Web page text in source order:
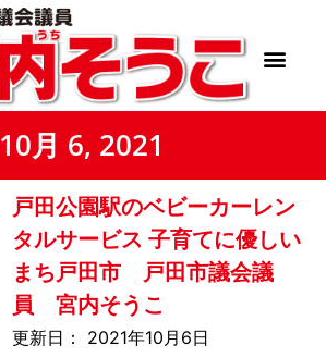
10月 6, 2021
戸田公園駅のベビーカーレン
タルサービス 子育てに優しい
まち戸田市 戸田市議会議
員 宮内そうこ
2021年10月6日